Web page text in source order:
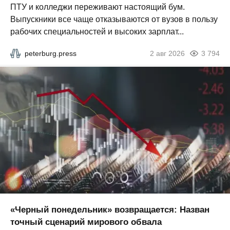
ПТУ и колледжи переживают настоящий бум.
Выпускники все чаще отказываются от вузов в пользу
рабочих специальностей и высоких зарплат...
peterburg.press 2 авг 2026 3 794
«Черный понедельник» возвращается: Назван
точный сценарий мирового обвала